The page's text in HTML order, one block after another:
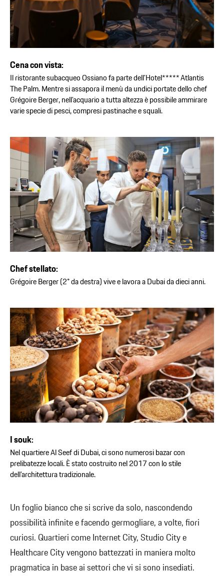
Cena con vista:
Il ristorante subacqueo Ossiano fa parte dell’Hotel***** Atlantis
The Palm. Mentre si assapora il menù da undici portate dello chef
Grégoire Berger, nell’acquario a tutta altezza è possibile ammirare
varie specie di pesci, compresi pastinache e squali.
Chef stellato:
Grégoire Berger (2° da destra) vive e lavora a Dubai da dieci anni.
I souk:
Nel quartiere Al Seef di Dubai, ci sono numerosi bazar con
prelibatezze locali. È stato costruito nel 2017 con lo stile
dell’architettura tradizionale.
Un foglio bianco che si scrive da solo, nascondendo
possibilità infinite e facendo germogliare, a volte, fiori
curiosi. Quartieri come Internet City, Studio City e
Healthcare City vengono battezzati in maniera molto
pragmatica in base ai settori che vi si sono insediati.